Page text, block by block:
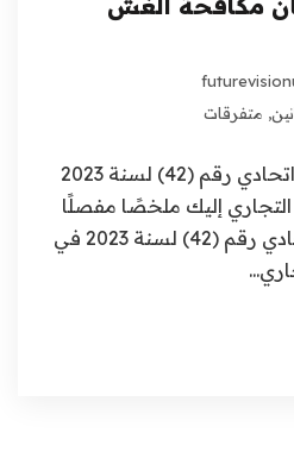
, متفرقات
تبسيط لمرسوم بقانون اتحادي رقم (42) لسنة 2023
إليك ملخصًا مفصلًا
حول مرسوم بقانون اتحادي رقم (42) لسنة 2023 في